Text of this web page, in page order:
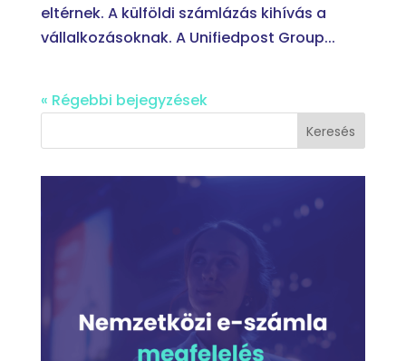
eltérnek. A külföldi számlázás kihívás a
vállalkozásoknak. A Unifiedpost Group...
« Régebbi bejegyzések